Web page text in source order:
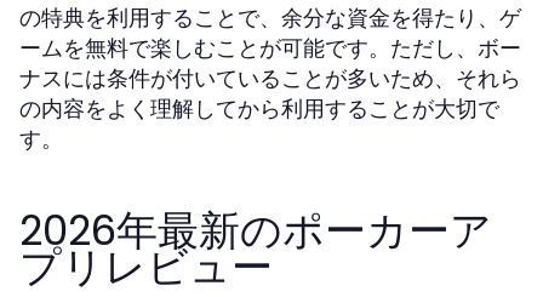
の特典を利用することで、余分な資金を得たり、ゲ
ームを無料で楽しむことが可能です。ただし、ボー
ナスには条件が付いていることが多いため、それら
の内容をよく理解してから利用することが大切で
す。
2026年最新のポーカーア
プリレビュー